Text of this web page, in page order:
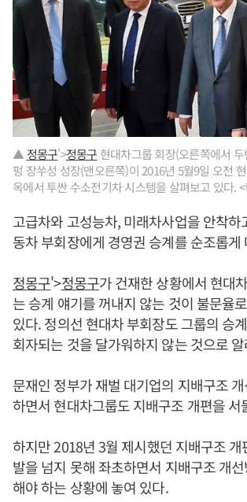
▲ 정몽구'>정몽구 현대차그룹 회장(오른쪽에서
펑 장쑤성 성장(맨오른쪽)이 2016년 5월9일 오전
옥에서 투싼 수소전기차 시스템을 살펴보고 있다.
고급차와 고성능차, 미래차사업을 안착하
동차 부회장에게 경영권 승계를 순조롭게
정몽구'>정몽구가 건재한 상황에서 현대
는 승계 얘기를 꺼내지 않는 것이 불문율
있다. 정의선 현대차 부회장도 그룹의 승
회자되는 것을 달가워하지 않는 것으로
문재인 정부가 재벌 대기업의 지배구조
하면서 현대차그룹도 지배구조 개편을 서
하지만 2018년 3월 제시했던 지배구조
발을 넘지 못해 좌초하면서 지배구조 개
해야 하는 상황에 놓여 있다.